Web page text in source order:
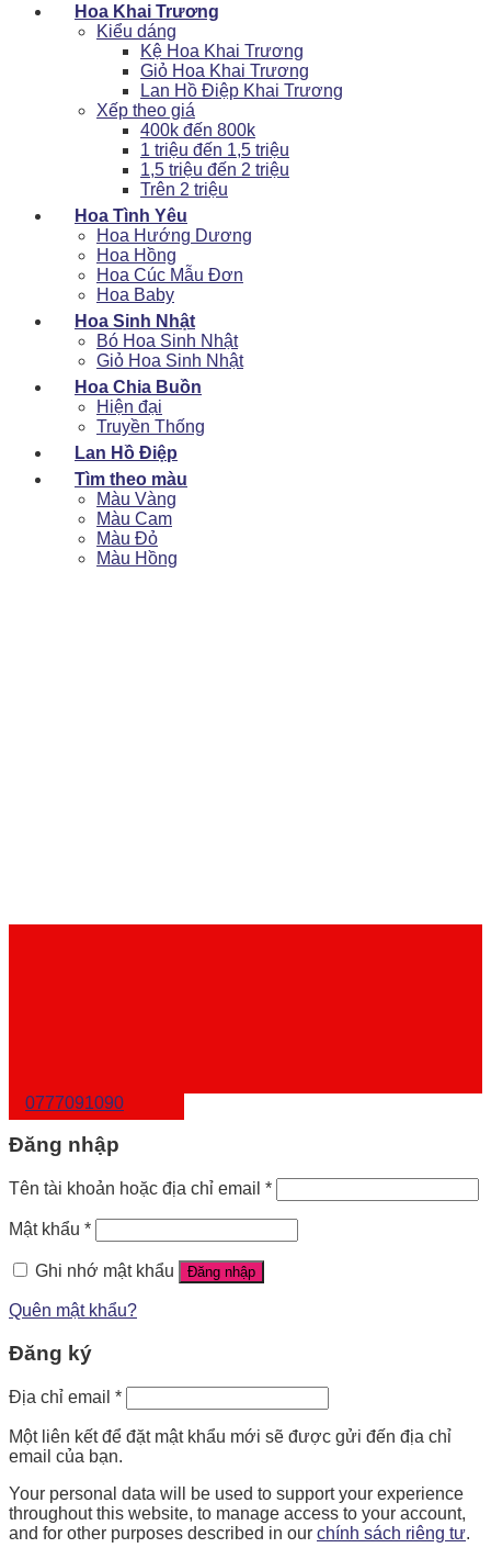
Hoa Khai Trương
Kiểu dáng
Kệ Hoa Khai Trương
Giỏ Hoa Khai Trương
Lan Hồ Điệp Khai Trương
Xếp theo giá
400k đến 800k
1 triệu đến 1,5 triệu
1,5 triệu đến 2 triệu
Trên 2 triệu
Hoa Tình Yêu
Hoa Hướng Dương
Hoa Hồng
Hoa Cúc Mẫu Đơn
Hoa Baby
Hoa Sinh Nhật
Bó Hoa Sinh Nhật
Giỏ Hoa Sinh Nhật
Hoa Chia Buồn
Hiện đại
Truyền Thống
Lan Hồ Điệp
Tìm theo màu
Màu Vàng
Màu Cam
Màu Đỏ
Màu Hồng
0777091090
Đăng nhập
Tên tài khoản hoặc địa chỉ email *
Mật khẩu *
Ghi nhớ mật khẩu Đăng nhập
Quên mật khẩu?
Đăng ký
Địa chỉ email *
Một liên kết để đặt mật khẩu mới sẽ được gửi đến địa chỉ
email của bạn.
Your personal data will be used to support your experience
throughout this website, to manage access to your account,
and for other purposes described in our chính sách riêng tư.